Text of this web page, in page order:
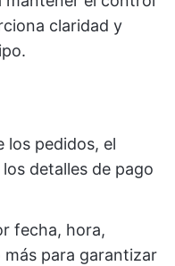
claridad y
los pedidos, el
detalles de pago
fecha, hora,
para garantizar